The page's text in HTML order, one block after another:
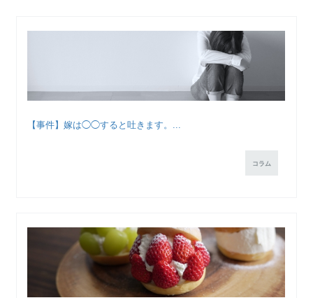
【事件】嫁は◯◯すると吐きます。...
コラム